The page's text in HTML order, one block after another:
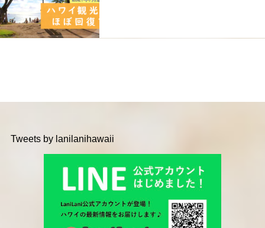
Tweets by lanilanihawaii